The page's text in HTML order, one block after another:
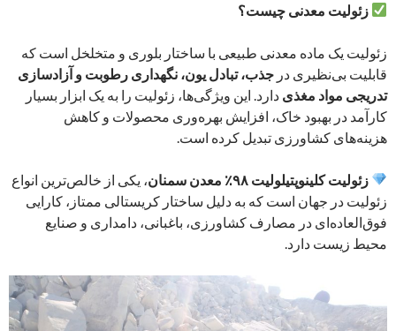
زئولیت معدنی چیست؟
زئولیت یک ماده معدنی طبیعی با ساختار بلوری و متخلخل است که
قابلیت بی‌نظیری در جذب، تبادل یون، نگهداری رطوبت و آزادسازی
تدریجی مواد مغذی دارد. این ویژگی‌ها، زئولیت را به یک ابزار بسیار
کارآمد در بهبود خاک، افزایش بهره‌وری محصولات و کاهش
هزینه‌های کشاورزی تبدیل کرده است.
زئولیت کلینوپتیلولیت ۹۸٪ معدن سمنان
، یکی از خالص‌ترین انواع
زئولیت در جهان است که به دلیل ساختار کریستالی ممتاز، کارایی
فوق‌العاده‌ای در مصارف کشاورزی، باغبانی، دامداری و صنایع
محیط زیست دارد.